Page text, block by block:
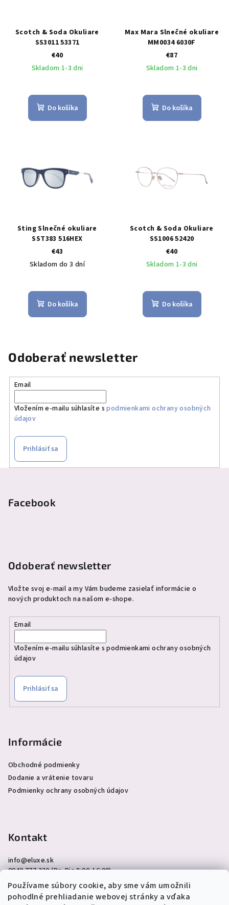
Používame súbory cookie, aby sme vám umožnili
pohodlné prehliadanie webovej stránky a vďaka
Scotch & Soda Okuliare
SS3011 53371
€40
Skladom 1-3 dni
Do košíka
Max Mara Slnečné okuliare
MM0034 6030F
€87
Skladom 1-3 dni
Do košíka
Sting Slnečné okuliare
SST383 516HEX
€43
Skladom do 3 dní
Do košíka
Scotch & Soda Okuliare
SS1006 52420
€40
Skladom 1-3 dni
Do košíka
Odoberať newsletter
Email
Vložením e-mailu súhlasíte spodmienkami ochrany osobných
údajov
Prihlásiť sa
Facebook
Odoberať newsletter
Vložte svoj e-mail a my Vám budeme zasielať informácie o
nových produktoch na našom e-shope.
Email
Vložením e-mailu súhlasíte spodmienkami ochrany osobných
údajov
Prihlásiť sa
Informácie
Obchodné podmienky
Dodanie a vrátenie tovaru
Podmienky ochrany osobných údajov
Kontakt
info@eluxe.sk
0940 777 230 (Po-Pia 8:00-16:00)